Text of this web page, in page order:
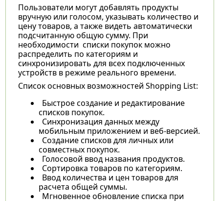
Пользователи могут добавлять продукты
вручную или голосом, указывать количество и
цену товаров, а также видеть автоматически
подсчитанную общую сумму. При
необходимости списки покупок можно
распределить по категориям и
синхронизировать для всех подключенных
устройств в режиме реального времени.
Список основных возможностей Shopping List:
Быстрое создание и редактирование
списков покупок.
Синхронизация данных между
мобильным приложением и веб-версией.
Создание списков для личных или
совместных покупок.
Голосовой ввод названия продуктов.
Сортировка товаров по категориям.
Ввод количества и цен товаров для
расчета общей суммы.
Мгновенное обновление списка при